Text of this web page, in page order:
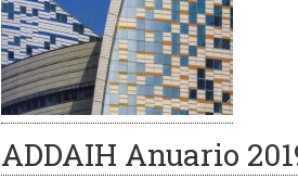
ADDAIH Anuario